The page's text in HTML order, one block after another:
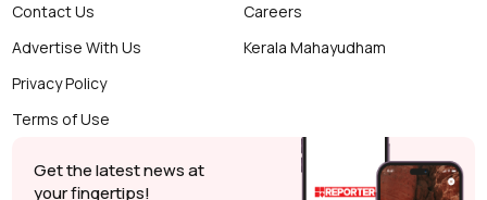
Contact Us
Advertise With Us
Privacy Policy
Terms of Use
Careers
Kerala Mahayudham
Get the latest news at
your fingertips!